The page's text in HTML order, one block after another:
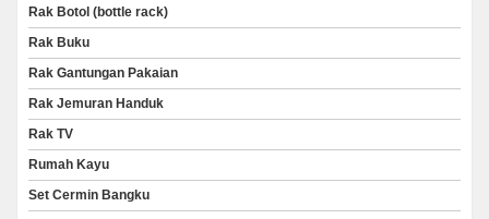
Rak Botol (bottle rack)
Rak Buku
Rak Gantungan Pakaian
Rak Jemuran Handuk
Rak TV
Rumah Kayu
Set Cermin Bangku